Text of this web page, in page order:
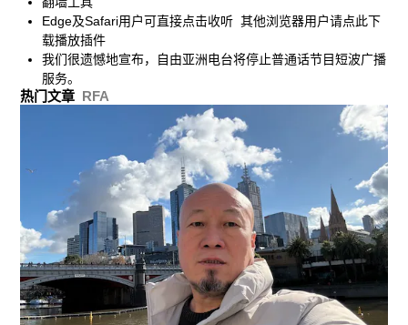
Edge及Safari用户可直接点击收听 其他浏览器用户请点此下
载播放插件
我们很遗憾地宣布，自由亚洲电台将停止普通话节目短波广播
服务。
热门文章 RFA